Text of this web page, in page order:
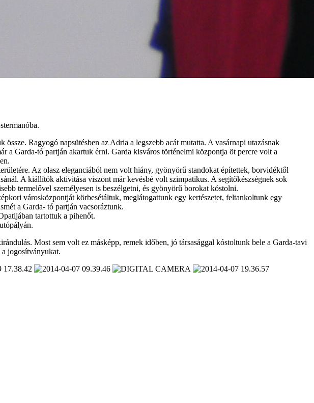
Ragyogó napsütésben az Adria a legszebb acát mutatta. A vasárnapi utazásnak
a Garda-tó partján akartuk érni. Garda kisváros történelmi központja öt percre volt a
Az olasz eleganciából nem volt hiány, gyönyörű standokat építettek, borvidéktől
A kiállítók aktivitása viszont már kevésbé volt szimpatikus. A segítőkészségnek sok
termelővel személyesen is beszélgetni, és gyönyörű borokat kóstolni.
városközpontját körbesétáltuk, meglátogattunk egy kertészetet, feltankoltunk egy
a Garda- tó partján vacsoráztunk.
tartottuk a pihenőt.
Most sem volt ez másképp, remek időben, jó társasággal kóstoltunk bele a Garda-tavi
jogosítványukat.